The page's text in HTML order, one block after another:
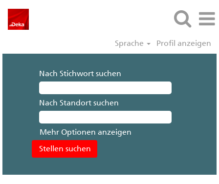
Sprache Profil anzeigen
Nach Stichwort suchen
Nach Standort suchen
Mehr Optionen anzeigen